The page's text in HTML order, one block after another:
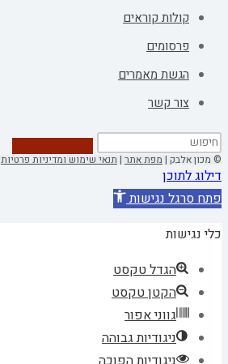
קולות קוראים
פרסומים
הגשת מאמרים
צור קשר
© מכון אלבק | מפת אתר | תנאי שימוש ומדיניות פרטיות
דילוג לתוכן
פתח סרגל נגישות
כלי נגישות
הגדל טקסט
הקטן טקסט
גווני אפור
ניגודיות גבוהה